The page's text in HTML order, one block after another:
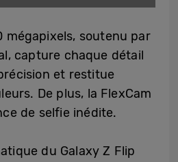
mégapixels, soutenu par
capture chaque détail
et restitue
De plus, la FlexCam
de selfie inédite.
du Galaxy Z Flip